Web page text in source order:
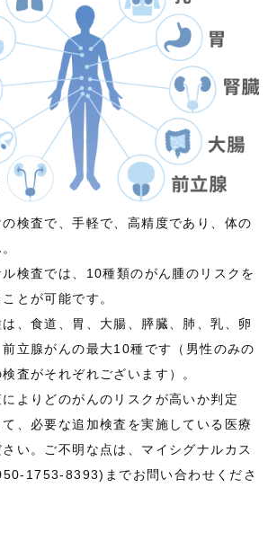
検査で、手軽で、高精度であり、体の
検査では、10種類のがん腫のリスクを
とが可能です。
、食道、胃、大腸、膵臓、肺、乳、卵
立腺がんの最大10種です（男性のみの
査がそれぞれございます）。
よりどのがんのリスクが高いか判定
、必要な追加検査を実施している医療
い。ご不明な点は、マイシグナルカス
1753-8393)までお問い合わせくださ